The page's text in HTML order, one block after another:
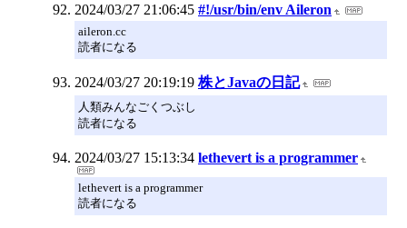
2024/03/27 21:06:45 #!/usr/bin/env Aileron
aileron.cc
読者になる
2024/03/27 20:19:19 株とJavaの日記
人類みんなごくつぶし
読者になる
2024/03/27 15:13:34 lethevert is a programmer
lethevert is a programmer
読者になる